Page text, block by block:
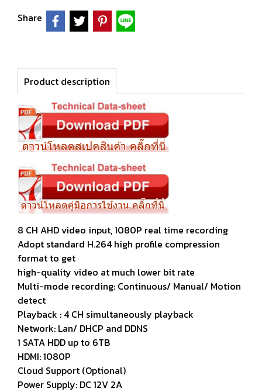
Share
Product description
8 CH AHD video input, 1080P real time recording
Adopt standard H.264 high profile compression
format to get
high-quality video at much lower bit rate
Multi-mode recording: Continuous/ Manual/ Motion
detect
Playback : 4 CH simultaneously playback
Network: Lan/ DHCP and DDNS
1 SATA HDD up to 6TB
HDMI: 1080P
Cloud Support (Optional)
Power Supply: DC 12V 2A